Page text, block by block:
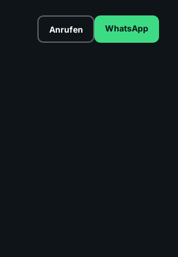
Anrufen WhatsApp